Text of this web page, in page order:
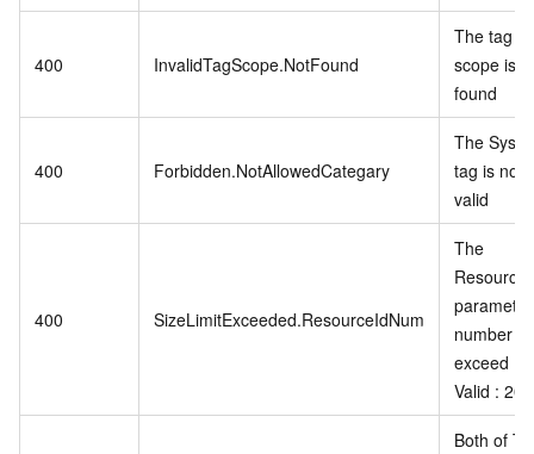
400 InvalidTagScope.NotFound
The tag
scope is
found
400 Forbidden.NotAllowedCategary
The
tag is not
valid
400 SizeLimitExceeded.ResourceIdNum
The
number is
exceed ,
Valid : 20
Both of